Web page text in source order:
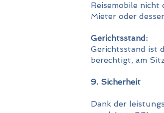
Reisemobile
Mieter oder
Gerichtsstand:
Gerichtsstand ist
berechtigt, am
9. Sicherheit
Dank der